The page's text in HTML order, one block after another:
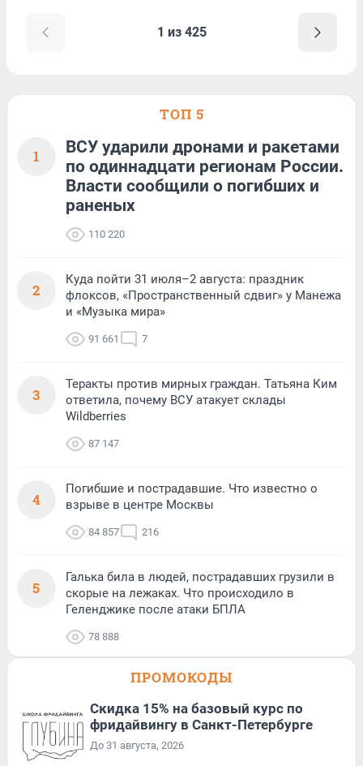
1 из 425
ТОП 5
1
ВСУ ударили дронами и ракетами
по одиннадцати регионам России.
Власти сообщили о погибших и
раненых
110 220
2
Куда пойти 31 июля–2 августа: праздник
флоксов, «Пространственный сдвиг» у Манежа
и «Музыка мира»
91 661 7
3
Теракты против мирных граждан. Татьяна Ким
ответила, почему ВСУ атакует склады
Wildberries
87 147
4
Погибшие и пострадавшие. Что известно о
взрыве в центре Москвы
84 857 216
5
Галька била в людей, пострадавших грузили в
скорые на лежаках. Что происходило в
Геленджике после атаки БПЛА
78 888
ПРОМОКОДЫ
Скидка 15% на базовый курс по
фридайвингу в Санкт-Петербурге
До 31 августа, 2026